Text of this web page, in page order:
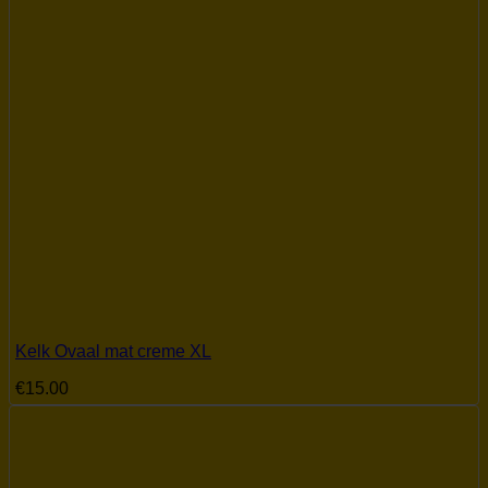
Product Familie
Product Fitting
Kelk Ovaal mat creme XL
€15.00